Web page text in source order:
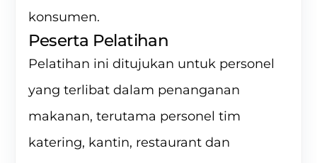
konsumen.
Peserta Pelatihan
Pelatihan ini ditujukan untuk personel
yang terlibat dalam penanganan
makanan, terutama personel tim
katering, kantin, restaurant dan